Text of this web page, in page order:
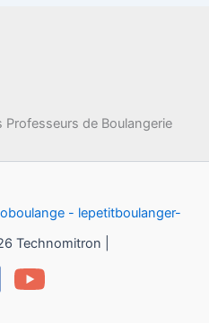
de Boulangerie
- lepetitboulanger-
Technomitron |